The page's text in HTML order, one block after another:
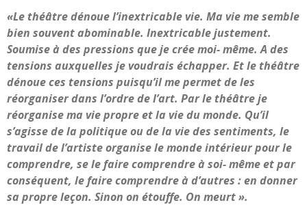
«Le théâtre dénoue l’inextricable vie. Ma vie me semble
bien souvent abominable. Inextricable justement.
Soumise à des pressions que je crée moi- même. A des
tensions auxquelles je voudrais échapper. Et le théâtre
dénoue ces tensions puisqu’il me permet de les
réorganiser dans l’ordre de l’art. Par le théâtre je
réorganise ma vie propre et la vie du monde. Qu’il
s’agisse de la politique ou de la vie des sentiments, le
travail de l’artiste organise le monde intérieur pour le
comprendre, se le faire comprendre à soi- même et par
conséquent, le faire comprendre à d’autres : en donner
sa propre leçon. Sinon on étouffe. On meurt ».